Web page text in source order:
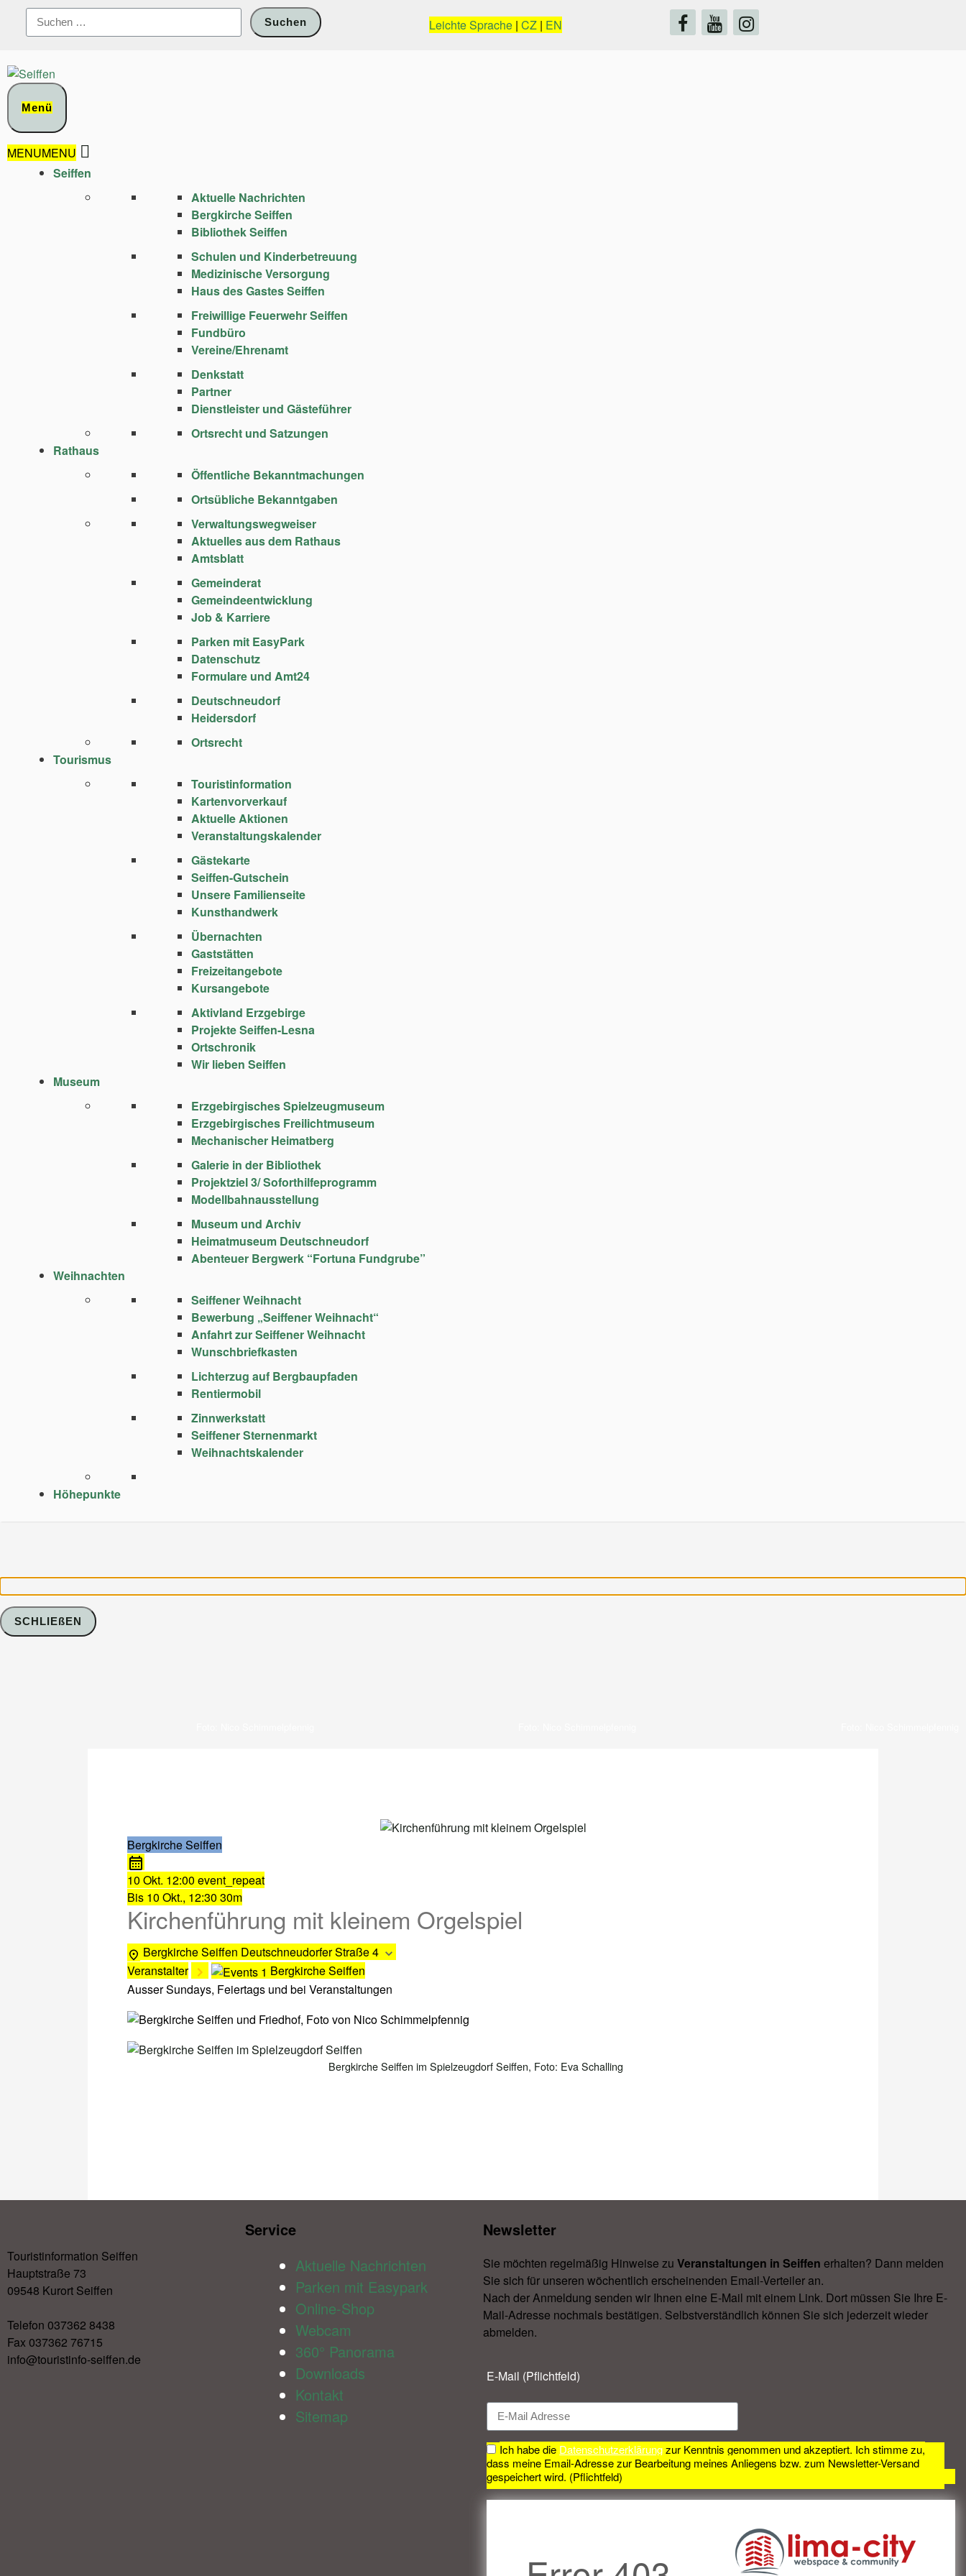
Suchen
nach:
Leichte Sprache | CZ | EN
Menü
MENUMENU
Seiffen
Aktuelle Nachrichten
Bergkirche Seiffen
Bibliothek Seiffen
Schulen und Kinder­betreuung
Medizinische Versorgung
Haus des Gastes Seiffen
Freiwillige Feuerwehr Seiffen
Fundbüro
Vereine/Ehrenamt
Denkstatt
Partner
Dienstleister und Gästeführer
Ortsrecht und Satzungen
Rathaus
Öffentliche Bekanntmachungen
Ortsübliche Bekanntgaben
Verwaltungswegweiser
Aktuelles aus dem Rathaus
Amtsblatt
Gemeinderat
Gemeindeentwicklung
Job & Karriere
Parken mit EasyPark
Datenschutz
Formulare und Amt24
Deutschneudorf
Heidersdorf
Ortsrecht
Tourismus
Touristinformation
Kartenvorverkauf
Aktuelle Aktionen
Veranstaltungskalender
Gästekarte
Seiffen-Gutschein
Unsere Familienseite
Kunsthandwerk
Übernachten
Gaststätten
Freizeitangebote
Kursangebote
Aktivland Erzgebirge
Projekte Seiffen-Lesna
Ortschronik
Wir lieben Seiffen
Museum
Erzgebirgisches Spielzeugmuseum
Erzgebirgisches Freilichtmuseum
Mechanischer Heimatberg
Galerie in der Bibliothek
Projektziel 3/ Soforthilfeprogramm
Modellbahnausstellung
Museum und Archiv
Heimatmuseum Deutschneudorf
Abenteuer Bergwerk “Fortuna Fundgrube”
Weihnachten
Seiffener Weihnacht
Bewerbung „Seiffener Weihnacht“
Anfahrt zur Seiffener Weihnacht
Wunschbriefkasten
Lichterzug auf Bergbaupfaden
Rentiermobil
Zinnwerkstatt
Seiffener Sternenmarkt
Weihnachtskalender
Höhepunkte
Bergkirche Seiffen
10 Okt. 12:00 event_repeat
Bis 10 Okt., 12:30 30m
Kirchenführung mit kleinem Orgelspiel
Bergkirche Seiffen Deutschneudorfer Straße 4
Veranstalter
Bergkirche Seiffen
Ausser Sundays, Feiertags und bei Veranstaltungen
Bergkirche Seiffen im Spielzeugdorf Seiffen, Foto: Eva Schalling
Touristinformation Seiffen
Hauptstraße 73
09548 Kurort Seiffen
Telefon 037362 8438
Fax 037362 76715
info@touristinfo-seiffen.de
Service​
Aktuelle Nachrichten
Parken mit Easypark
Online-Shop
Webcam
360° Panorama
Downloads
Kontakt
Sitemap
Newsletter​
Sie möchten regelmäßig Hinweise zu Veranstal­tungen in Seiffen erhalten? Dann melden
Sie sich für unseren wöchentlich erscheinenden Email-Verteiler an.
Nach der Anmeldung senden wir Ihnen eine E-Mail mit einem Link. Dort müssen Sie Ihre E-
Mail-Adresse nochmals bestätigen. Selbstverständlich können Sie sich jederzeit wieder
abmelden.​
E-Mail (Pflichtfeld)
Ich habe die Datenschutzerklärungzur Kenntnis genommen und akzeptiert. Ich stimme zu,
dass meine Email-Adresse zur Bearbeitung meines Anliegens bzw. zum Newsletter-Versand
gespeichert wird. (Pflichtfeld)
SCHLIEßEN